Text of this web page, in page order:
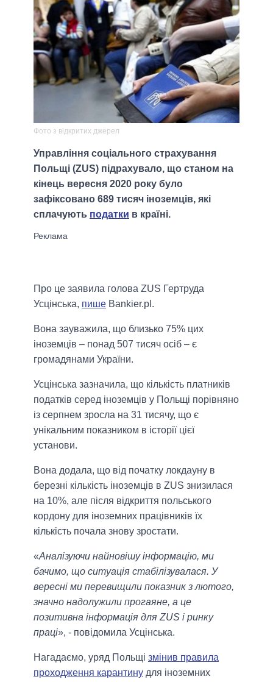
Фото з відкритих джерел
Управління соціального страхування
Польщі (ZUS) підрахувало, що станом на
кінець вересня 2020 року було
зафіксовано 689 тисяч іноземців, які
сплачують податки в країні.
Про це заявила голова ZUS Гертруда
Усцінська, пише Bankier.pl.
Вона зауважила, що близько 75% цих
іноземців – понад 507 тисяч осіб – є
громадянами України.
Усцінська зазначила, що кількість платників
податків серед іноземців у Польщі порівняно
із серпнем зросла на 31 тисячу, що є
унікальним показником в історії цієї
установи.
Вона додала, що від початку локдауну в
березні кількість іноземців в ZUS знизилася
на 10%, але після відкриття польського
кордону для іноземних працівників їх
кількість почала знову зростати.
«Аналізуючи найновішу інформацію, ми
бачимо, що ситуація стабілізувалася. У
вересні ми перевищили показник з лютого,
значно надолужили прогаяне, а це
позитивна інформація для ZUS і ринку
праці», - повідомила Усцінська.
Нагадаємо, уряд Польщі змінив правила
проходження карантину для іноземних